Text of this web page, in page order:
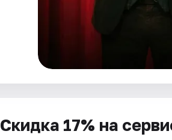
Скидка 17% на